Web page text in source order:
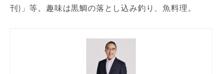
刊)」等。趣味は黒鯛の落とし込み釣り、魚料理。